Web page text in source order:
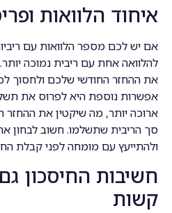
איחוד הלוואות
אם יש לכם מספר הלוואות עם
להלוואה אחת עם ריבית נמוכה
את ההחזר החודשי שלכם ולחסוך
אפשרות נוספת היא לפרוס את
ארוכה יותר, מה שיקטין את ההחזר
סך הריבית שתשלמו. חשוב לבחון
ולהתייעץ עם מומחה לפני קבלת
חשיבות החיסכון
קשות